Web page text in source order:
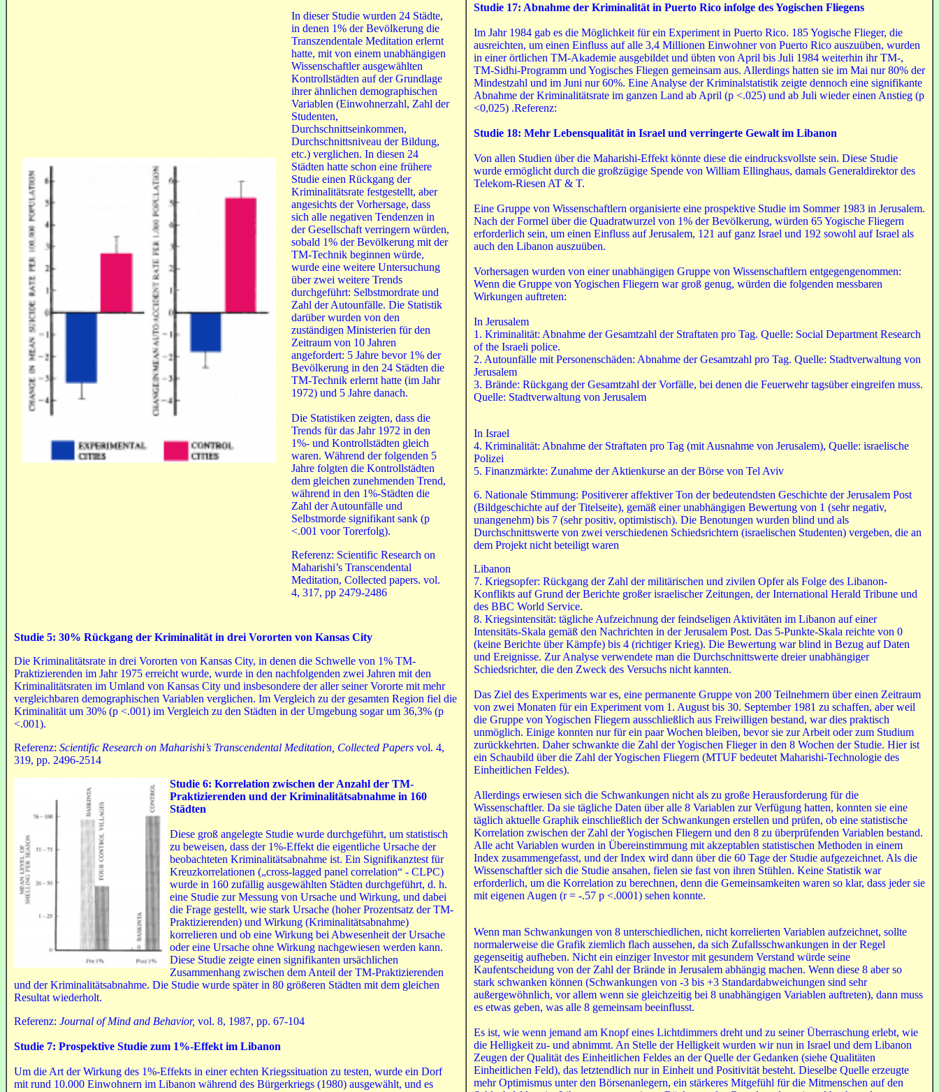
In dieser Studie wurden 24 Städte,
in denen 1% der Bevölkerung die
Transzendentale Meditation erlernt
hatte, mit von einem unabhängigen
Wissenschaftler ausgewählten
Kontrollstädten auf der Grundlage
ihrer ähnlichen demographischen
Variablen (Einwohnerzahl, Zahl der
Studenten,
Durchschnittseinkommen,
Durchschnittsniveau der Bildung,
etc.) verglichen. In diesen 24
Städten hatte schon eine frühere
Studie einen Rückgang der
Kriminalitätsrate festgestellt, aber
angesichts der Vorhersage, dass
sich alle negativen Tendenzen in
der Gesellschaft verringern würden,
sobald 1% der Bevölkerung mit der
TM-Technik beginnen würde,
wurde eine weitere Untersuchung
über zwei weitere Trends
durchgeführt: Selbstmordrate und
Zahl der Autounfälle. Die Statistik
darüber wurden von den
zuständigen Ministerien für den
Zeitraum von 10 Jahren
angefordert: 5 Jahre bevor 1% der
Bevölkerung in den 24 Städten die
TM-Technik erlernt hatte (im Jahr
1972) und 5 Jahre danach.
Die Statistiken zeigten, dass die
Trends für das Jahr 1972 in den
1%- und Kontrollstädten gleich
waren. Während der folgenden 5
Jahre folgten die Kontrollstädten
dem gleichen zunehmenden Trend,
während in den 1%-Städten die
Zahl der Autounfälle und
Selbstmorde signifikant sank (p
<.001 voor Torerfolg).
Referenz: Scientific Research on
Maharishi’s Transcendental
Meditation, Collected papers. vol.
4, 317, pp 2479-2486
Studie 5: 30% Rückgang der Kriminalität in drei Vororten von Kansas City
Die Kriminalitätsrate in drei Vororten von Kansas City, in denen die Schwelle von 1% TM-
Praktizierenden im Jahr 1975 erreicht wurde, wurde in den nachfolgenden zwei Jahren mit den
Kriminalitätsraten im Umland von Kansas City und insbesondere der aller seiner Vororte mit mehr
vergleichbaren demographischen Variablen verglichen. Im Vergleich zu der gesamten Region fiel die
Kriminalität um 30% (p <.001) im Vergleich zu den Städten in der Umgebung sogar um 36,3% (p
<.001).
Referenz: Scientific Research on Maharishi’s Transcendental Meditation, Collected Papers vol. 4,
319, pp. 2496-2514
Studie 6: Korrelation zwischen der Anzahl der TM-
Praktizierenden und der Kriminalitätsabnahme in 160
Städten
Diese groß angelegte Studie wurde durchgeführt, um statistisch
zu beweisen, dass der 1%-Effekt die eigentliche Ursache der
beobachteten Kriminalitätsabnahme ist. Ein Signifikanztest für
Kreuzkorrelationen („cross-lagged panel correlation“ - CLPC)
wurde in 160 zufällig ausgewählten Städten durchgeführt, d. h.
eine Studie zur Messung von Ursache und Wirkung, und dabei
die Frage gestellt, wie stark Ursache (hoher Prozentsatz der TM-
Praktizierenden) und Wirkung (Kriminalitätsabnahme)
korrelieren und ob eine Wirkung bei Abwesenheit der Ursache
oder eine Ursache ohne Wirkung nachgewiesen werden kann.
Diese Studie zeigte einen signifikanten ursächlichen
Zusammenhang zwischen dem Anteil der TM-Praktizierenden
und der Kriminalitätsabnahme. Die Studie wurde später in 80 größeren Städten mit dem gleichen
Resultat wiederholt.
Referenz: Journal of Mind and Behavior, vol. 8, 1987, pp. 67-104
Studie 7: Prospektive Studie zum 1%-Effekt im Libanon
Um die Art der Wirkung des 1%-Effekts in einer echten Kriegssituation zu testen, wurde ein Dorf
mit rund 10.000 Einwohnern im Libanon während des Bürgerkriegs (1980) ausgewählt, und es
Studie 17: Abnahme der Kriminalität in Puerto Rico infolge des Yogischen Fliegens
Im Jahr 1984 gab es die Möglichkeit für ein Experiment in Puerto Rico. 185 Yogische Flieger, die
ausreichten, um einen Einfluss auf alle 3,4 Millionen Einwohner von Puerto Rico auszuüben, wurden
in einer örtlichen TM-Akademie ausgebildet und übten von April bis Juli 1984 weiterhin ihr TM-,
TM-Sidhi-Programm und Yogisches Fliegen gemeinsam aus. Allerdings hatten sie im Mai nur 80% der
Mindestzahl und im Juni nur 60%. Eine Analyse der Kriminalstatistik zeigte dennoch eine signifikante
Abnahme der Kriminalitätsrate im ganzen Land ab April (p <.025) und ab Juli wieder einen Anstieg (p
<0,025) .Referenz:
Studie 18: Mehr Lebensqualität in Israel und verringerte Gewalt im Libanon
Von allen Studien über die Maharishi-Effekt könnte diese die eindrucksvollste sein. Diese Studie
wurde ermöglicht durch die großzügige Spende von William Ellinghaus, damals Generaldirektor des
Telekom-Riesen AT & T.
Eine Gruppe von Wissenschaftlern organisierte eine prospektive Studie im Sommer 1983 in Jerusalem.
Nach der Formel über die Quadratwurzel von 1% der Bevölkerung, würden 65 Yogische Fliegern
erforderlich sein, um einen Einfluss auf Jerusalem, 121 auf ganz Israel und 192 sowohl auf Israel als
auch den Libanon auszuüben.
Vorhersagen wurden von einer unabhängigen Gruppe von Wissenschaftlern entgegengenommen:
Wenn die Gruppe von Yogischen Fliegern war groß genug, würden die folgenden messbaren
Wirkungen auftreten:
In Jerusalem
1. Kriminalität: Abnahme der Gesamtzahl der Straftaten pro Tag. Quelle: Social Department Research
of the Israeli police.
2. Autounfälle mit Personenschäden: Abnahme der Gesamtzahl pro Tag. Quelle: Stadtverwaltung von
Jerusalem
3. Brände: Rückgang der Gesamtzahl der Vorfälle, bei denen die Feuerwehr tagsüber eingreifen muss.
Quelle: Stadtverwaltung von Jerusalem
In Israel
4. Kriminalität: Abnahme der Straftaten pro Tag (mit Ausnahme von Jerusalem), Quelle: israelische
Polizei
5. Finanzmärkte: Zunahme der Aktienkurse an der Börse von Tel Aviv
6. Nationale Stimmung: Positiverer affektiver Ton der bedeutendsten Geschichte der Jerusalem Post
(Bildgeschichte auf der Titelseite), gemäß einer unabhängigen Bewertung von 1 (sehr negativ,
unangenehm) bis 7 (sehr positiv, optimistisch). Die Benotungen wurden blind und als
Durchschnittswerte von zwei verschiedenen Schiedsrichtern (israelischen Studenten) vergeben, die an
dem Projekt nicht beteiligt waren
Libanon
7. Kriegsopfer: Rückgang der Zahl der militärischen und zivilen Opfer als Folge des Libanon-
Konflikts auf Grund der Berichte großer israelischer Zeitungen, der International Herald Tribune und
des BBC World Service.
8. Kriegsintensität: tägliche Aufzeichnung der feindseligen Aktivitäten im Libanon auf einer
Intensitäts-Skala gemäß den Nachrichten in der Jerusalem Post. Das 5-Punkte-Skala reichte von 0
(keine Berichte über Kämpfe) bis 4 (richtiger Krieg). Die Bewertung war blind in Bezug auf Daten
und Ereignisse. Zur Analyse verwendete man die Durchschnittswerte dreier unabhängiger
Schiedsrichter, die den Zweck des Versuchs nicht kannten.
Das Ziel des Experiments war es, eine permanente Gruppe von 200 Teilnehmern über einen Zeitraum
von zwei Monaten für ein Experiment vom 1. August bis 30. September 1981 zu schaffen, aber weil
die Gruppe von Yogischen Fliegern ausschließlich aus Freiwilligen bestand, war dies praktisch
unmöglich. Einige konnten nur für ein paar Wochen bleiben, bevor sie zur Arbeit oder zum Studium
zurückkehrten. Daher schwankte die Zahl der Yogischen Flieger in den 8 Wochen der Studie. Hier ist
ein Schaubild über die Zahl der Yogischen Fliegern (MTUF bedeutet Maharishi-Technologie des
Einheitlichen Feldes).
Allerdings erwiesen sich die Schwankungen nicht als zu große Herausforderung für die
Wissenschaftler. Da sie tägliche Daten über alle 8 Variablen zur Verfügung hatten, konnten sie eine
täglich aktuelle Graphik einschließlich der Schwankungen erstellen und prüfen, ob eine statistische
Korrelation zwischen der Zahl der Yogischen Fliegern und den 8 zu überprüfenden Variablen bestand.
Alle acht Variablen wurden in Übereinstimmung mit akzeptablen statistischen Methoden in einem
Index zusammengefasst, und der Index wird dann über die 60 Tage der Studie aufgezeichnet. Als die
Wissenschaftler sich die Studie ansahen, fielen sie fast von ihren Stühlen. Keine Statistik war
erforderlich, um die Korrelation zu berechnen, denn die Gemeinsamkeiten waren so klar, dass jeder sie
mit eigenen Augen (r = -.57 p <.0001) sehen konnte.
Wenn man Schwankungen von 8 unterschiedlichen, nicht korrelierten Variablen aufzeichnet, sollte
normalerweise die Grafik ziemlich flach aussehen, da sich Zufallsschwankungen in der Regel
gegenseitig aufheben. Nicht ein einziger Investor mit gesundem Verstand würde seine
Kaufentscheidung von der Zahl der Brände in Jerusalem abhängig machen. Wenn diese 8 aber so
stark schwanken können (Schwankungen von -3 bis +3 Standardabweichungen sind sehr
außergewöhnlich, vor allem wenn sie gleichzeitig bei 8 unabhängigen Variablen auftreten), dann muss
es etwas geben, was alle 8 gemeinsam beeinflusst.
Es ist, wie wenn jemand am Knopf eines Lichtdimmers dreht und zu seiner Überraschung erlebt, wie
die Helligkeit zu- und abnimmt. An Stelle der Helligkeit wurden wir nun in Israel und dem Libanon
Zeugen der Qualität des Einheitlichen Feldes an der Quelle der Gedanken (siehe Qualitäten
Einheitlichen Feld), das letztendlich nur in Einheit und Positivität besteht. Dieselbe Quelle erzeugte
mehr Optimismus unter den Börsenanlegern, ein stärkeres Mitgefühl für die Mitmenschen auf den